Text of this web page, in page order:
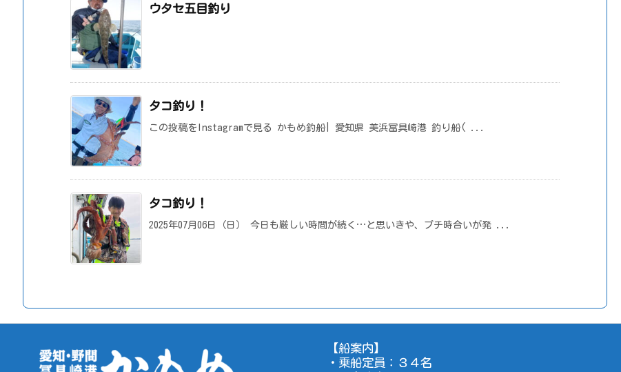
ウタセ五目釣り
タコ釣り！
この投稿をInstagramで見る かもめ釣船| 愛知県 美浜冨具崎港 釣り船( ...
タコ釣り！
2025年07月06日（日） 今日も厳しい時間が続く…と思いきや、プチ時合いが発 ...
【船案内】
・乗船定員：３４名